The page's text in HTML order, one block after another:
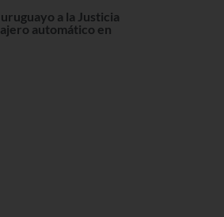
a la Justicia
automático en